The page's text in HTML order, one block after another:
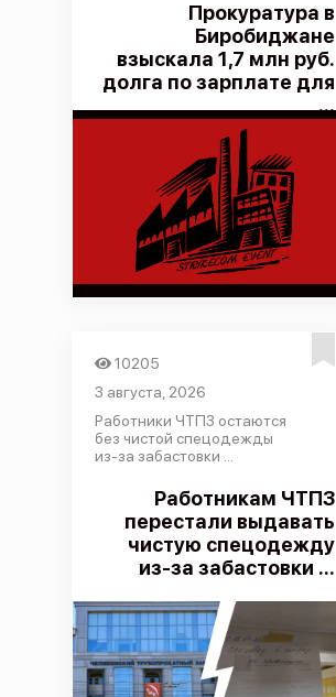
Прокуратура в
Биробиджане
взыскала 1,7 млн руб.
долга по зарплате для
...
10205
3 августа, 2026
Работники ЧТПЗ остаются
без чистой спецодежды
из-за забастовки ...
Работникам ЧТПЗ
перестали выдавать
чистую спецодежду
из-за забастовки ...